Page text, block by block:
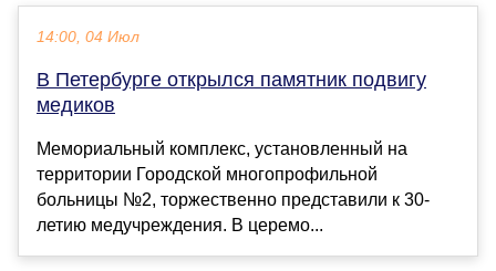
14:00, 04 Июл
В Петербурге открылся памятник подвигу
медиков
Мемориальный комплекс, установленный на
территории Городской многопрофильной
больницы №2, торжественно представили к 30-
летию медучреждения. В церемо...